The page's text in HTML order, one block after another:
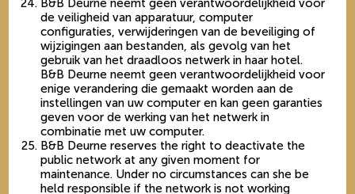
B&B Deurne neemt geen verantwoordelijkheid voor
de veiligheid van apparatuur, computer
configuraties, verwijderingen van de beveiliging of
wijzigingen aan bestanden, als gevolg van het
gebruik van het draadloos netwerk in haar hotel.
B&B Deurne neemt geen verantwoordelijkheid voor
enige verandering die gemaakt worden aan de
instellingen van uw computer en kan geen garanties
geven voor de werking van het netwerk in
combinatie met uw computer.
B&B Deurne reserves the right to deactivate the
public network at any given moment for
maintenance. Under no circumstances can she be
held responsible if the network is not working